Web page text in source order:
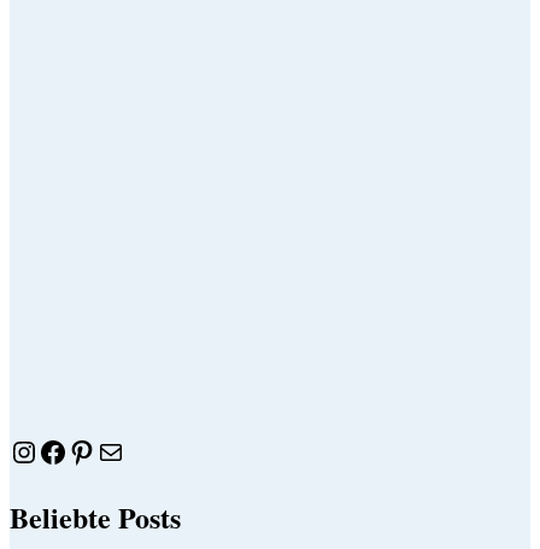
Instagram
Facebook
Pinterest
E-Mail
Beliebte Posts